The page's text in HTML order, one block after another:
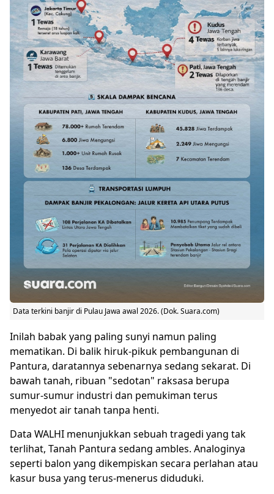
Data terkini banjir di Pulau Jawa awal 2026. (Dok. Suara.com)
Inilah babak yang paling sunyi namun paling
mematikan. Di balik hiruk-pikuk pembangunan di
Pantura, daratannya sebenarnya sedang sekarat. Di
bawah tanah, ribuan "sedotan" raksasa berupa
sumur-sumur industri dan pemukiman terus
menyedot air tanah tanpa henti.
Data WALHI menunjukkan sebuah tragedi yang tak
terlihat, Tanah Pantura sedang ambles. Analoginya
seperti balon yang dikempiskan secara perlahan atau
kasur busa yang terus-menerus diduduki.